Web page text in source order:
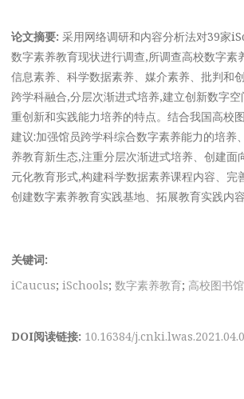
论文摘要: 采用网络调研和内容分析法对39家
数字素养教育现状进行调查,所调查高校数字素
信息素养、科学数据素养、媒介素养、批判和
跨学科融合,分层次渐进式培养,建立创新数字
重创新和实践能力培养的特点。结合我国高校
建议:加强馆员跨学科综合数字素养能力的培养
养教育新生态,注重分层次渐进式培养、创建面
元化教育形式,构建科学数据素养课程内容、完
创建数字素养教育实践基地、拓展教育实践内容
关键词:
iCaucus;iSchools;数字素养教育; 高校图书馆
DOI阅读链接: 10.16384/